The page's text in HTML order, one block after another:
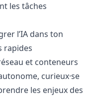
les tâches
l’IA dans ton
rapides
et conteneurs
curieux·se
les enjeux des